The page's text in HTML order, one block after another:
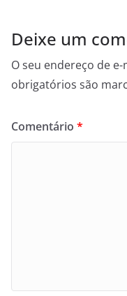
Deixe um
O seu endereço de
obrigatórios são
Comentário *